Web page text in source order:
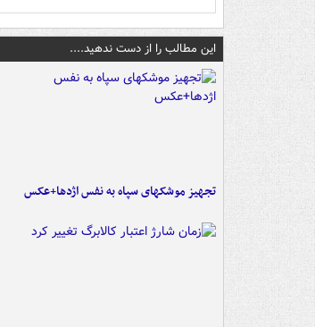
این مطالب را از دست ندهید....
تجهیز موشکهای سپاه به نفس اژدها+عکس